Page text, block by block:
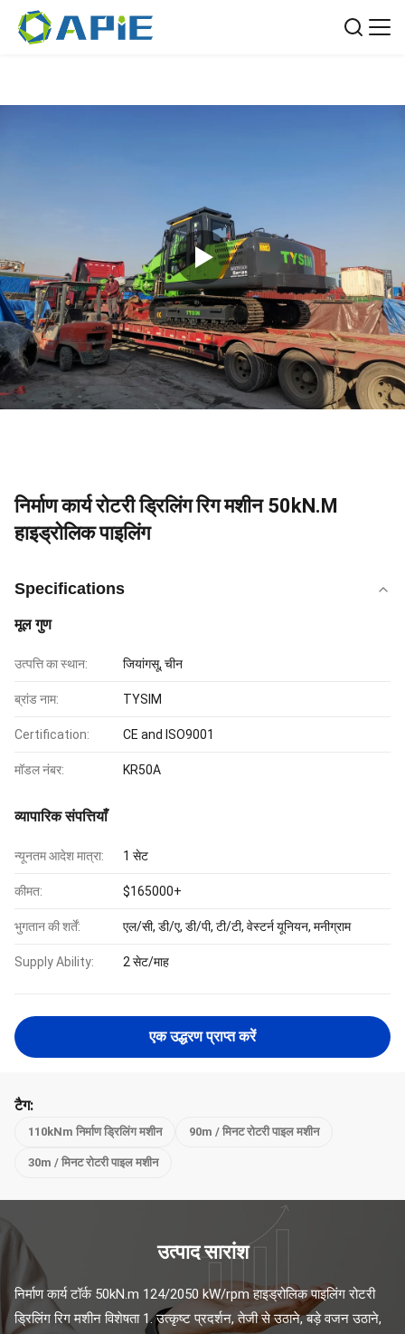
निर्माण कार्य रोटरी ड्रिलिंग रिग मशीन 50kN.M
हाइड्रोलिक पाइलिंग
Specifications
मूल गुण
उत्पत्ति का स्थान: जियांगसू, चीन
ब्रांड नाम: TYSIM
Certification: CE and ISO9001
मॉडल नंबर: KR50A
व्यापारिक संपत्तियाँ
न्यूनतम आदेश मात्रा: 1 सेट
कीमत: $165000+
भुगतान की शर्तें: एल/सी, डी/ए, डी/पी, टी/टी, वेस्टर्न यूनियन, मनीग्राम
Supply Ability: 2 सेट/माह
एक उद्धरण प्राप्त करें
टैग:
110kNm निर्माण ड्रिलिंग मशीन 90m / मिनट रोटरी पाइल मशीन
30m / मिनट रोटरी पाइल मशीन
उत्पाद सारांश
निर्माण कार्य टॉर्क 50kN.m 124/2050 kW/rpm हाइड्रोलिक पाइलिंग रोटरी
ड्रिलिंग रिग मशीन विशेषता 1. उत्कृष्ट प्रदर्शन, तेजी से उठाने, बड़े वजन उठाने,